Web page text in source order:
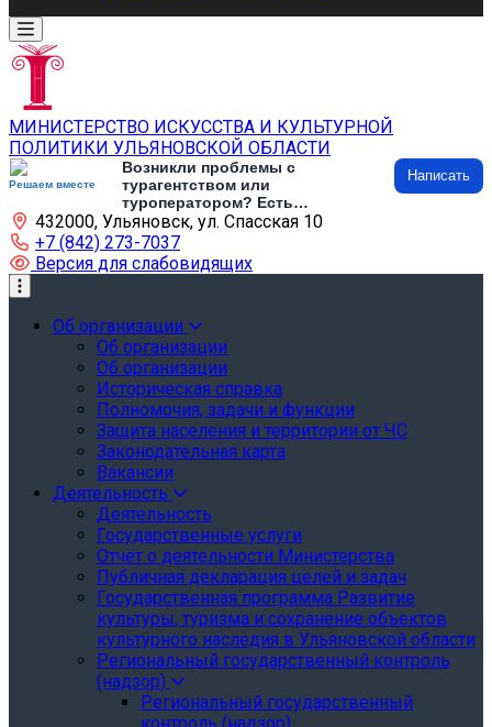
МИНИСТЕРСТВО ИСКУССТВА И КУЛЬТУРНОЙ
ПОЛИТИКИ УЛЬЯНОВСКОЙ ОБЛАСТИ
Решаем вместе
Возникли проблемы с
турагентством или
туроператором? Есть
предложения по развитию
туризма и туристической
инфраструктуры? Напишите об
этом
Написать
432000, Ульяновск, ул. Спасская 10
+7 (842) 273-7037
Версия для слабовидящих
Об организации
Об организации
Об организации
Историческая справка
Полномочия, задачи и функции
Защита населения и территории от ЧС
Законодательная карта
Вакансии
Деятельность
Деятельность
Государственные услуги
Отчёт о деятельности Министерства
Публичная декларация целей и задач
Государственная программа Развитие
культуры, туризма и сохранение объектов
культурного наследия в Ульяновской области
Региональный государственный контроль
(надзор)
Региональный государственный